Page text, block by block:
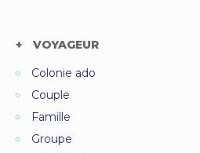
VOYAGEUR
Colonie ado
Couple
Famille
Groupe